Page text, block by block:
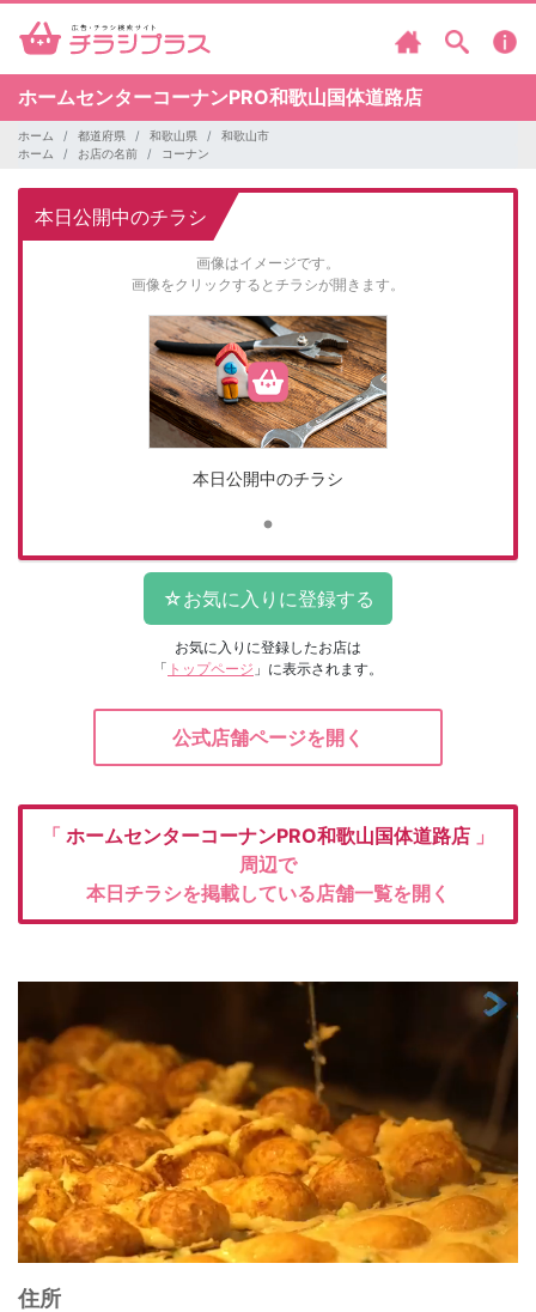
ホームセンターコーナンPRO和歌山国体道路店
ホーム 都道府県 和歌山県
和歌山市
ホーム
お店の名前 コーナン
本日公開中のチラシ
画像はイメージです。
画像をクリックするとチラシが開きます。
本日公開中のチラシ
お気に入りに登録したお店は
「 トップページ 」に表示されます。
公式店舗ページを開く
「 ホームセンターコーナンPRO和歌山国体道路店 」
周辺で
本日チラシを掲載している店舗一覧を開く
住所